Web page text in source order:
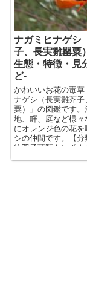
ナガミヒナゲシ
子、長実雛罌粟
生態・特徴・見
ど-
かわいいお花の毒草
ナゲシ（長実雛芥子
粟）」の図鑑です。
地、畔、庭など様々
にオレンジ色の花を
シの仲間です。【分
物双子葉類キンポウ